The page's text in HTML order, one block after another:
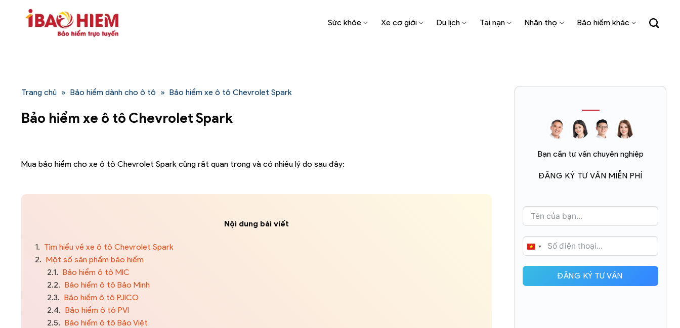
Sức khỏe Xe cơ giới Du lịch Tai nạn Nhân thọ Bảo hiểm khác
Trang chủ » Bảo hiểm dành cho ô tô » Bảo hiểm xe ô tô Chevrolet Spark
Bảo hiểm xe ô tô Chevrolet Spark
Mua bảo hiểm cho xe ô tô Chevrolet Spark cũng rất quan trọng và có nhiều lý do sau đây:
Nội dung bài viết
1. Tìm hiểu về xe ô tô Chevrolet Spark
2. Một số sản phẩm bảo hiểm
2.1. Bảo hiểm ô tô MIC
2.2. Bảo hiểm ô tô Bảo Minh
2.3. Bảo hiểm ô tô PJICO
2.4. Bảo hiểm ô tô PVI
2.5. Bảo hiểm ô tô Bảo Việt
Bạn cần tư vấn chuyên nghiệp
ĐĂNG KÝ TƯ VẤN MIỄN PHÍ
VIETNAM
ĐĂNG KÝ TƯ VẤN